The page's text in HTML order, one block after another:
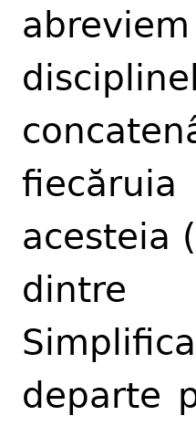
fiecăruia
acesteia
departe